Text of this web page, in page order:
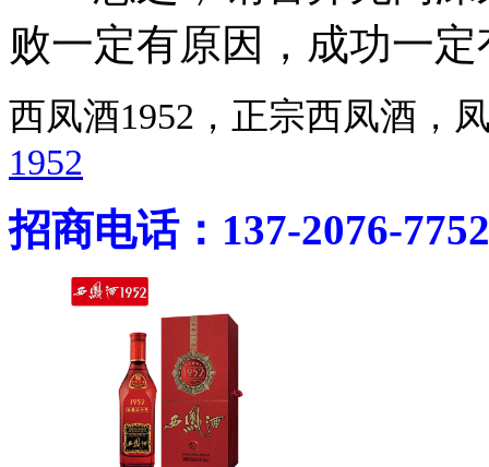
败一定有原因，成功一
西凤酒1952，正宗西凤酒
1952
招商电话：137-2076-7752